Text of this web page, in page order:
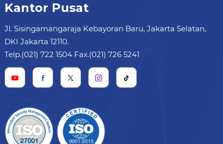
Kantor Pusat
Jl. Sisingamangaraja Kebayoran Baru, Jakarta Selatan,
DKI Jakarta 12110.
Telp.(021) 722 1504 Fax.(021) 726 5241